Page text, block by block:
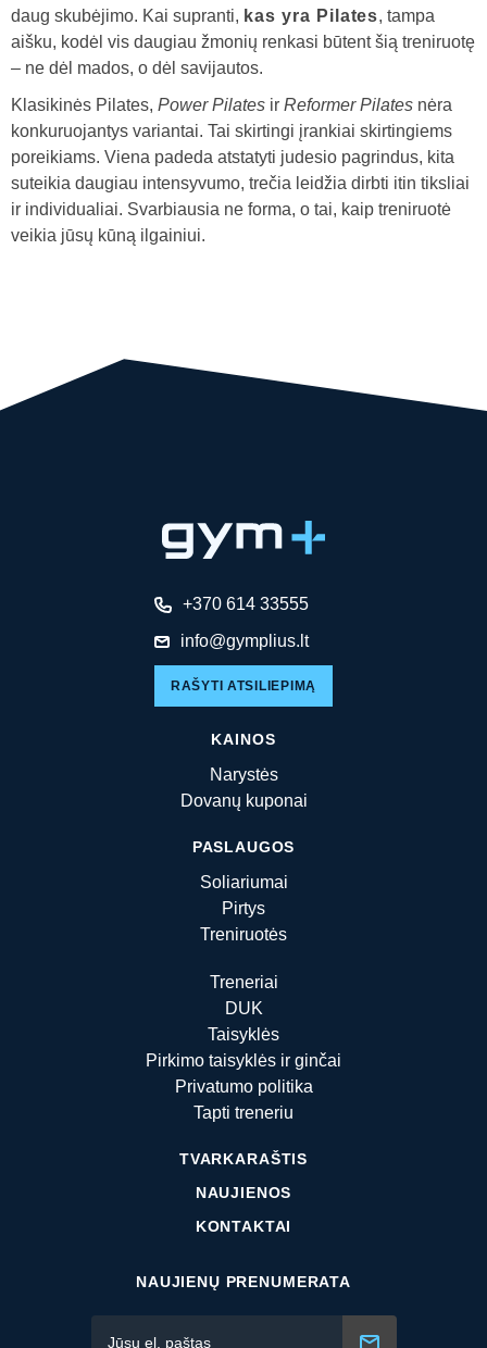
daug skubėjimo. Kai supranti, kas yra Pilates, tampa
aišku, kodėl vis daugiau žmonių renkasi būtent šią treniruotę
– ne dėl mados, o dėl savijautos.
Klasikinės Pilates, Power Pilates ir Reformer Pilates nėra
konkuruojantys variantai. Tai skirtingi įrankiai skirtingiems
poreikiams. Viena padeda atstatyti judesio pagrindus, kita
suteikia daugiau intensyvumo, trečia leidžia dirbti itin tiksliai
ir individualiai. Svarbiausia ne forma, o tai, kaip treniruotė
veikia jūsų kūną ilgainiui.
+370 614 33555
info@gymplius.lt
RAŠYTI ATSILIEPIMĄ
KAINOS
Narystės
Dovanų kuponai
PASLAUGOS
Soliariumai
Pirtys
Treniruotės
Treneriai
DUK
Taisyklės
Pirkimo taisyklės ir ginčai
Privatumo politika
Tapti treneriu
TVARKARAŠTIS
NAUJIENOS
KONTAKTAI
NAUJIENŲ PRENUMERATA